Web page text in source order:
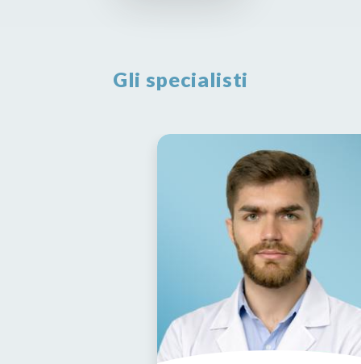
Gli specialisti
Domenico
Massari
Urologia